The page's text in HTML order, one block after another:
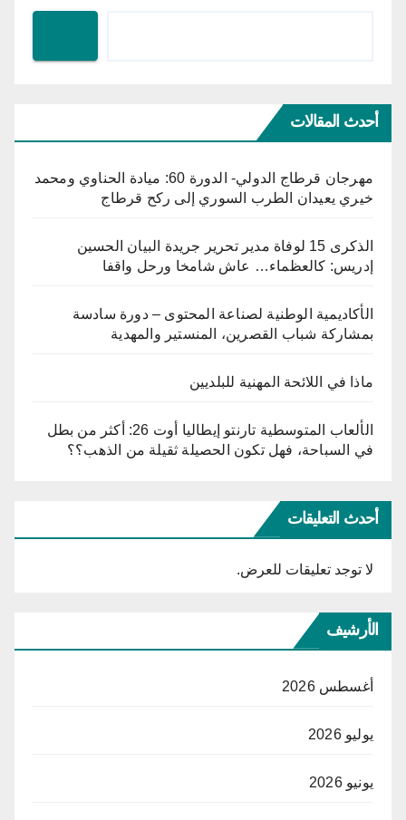
أحدث المقالات
مهرجان قرطاج الدولي- الدورة 60: ميادة الحناوي ومحمد
خيري يعيدان الطرب السوري إلى ركح قرطاج
الذكرى 15 لوفاة مدير تحرير جريدة البيان الحسين
إدريس: كالعظماء… عاش شامخا ورحل واقفا
الأكاديمية الوطنية لصناعة المحتوى – دورة سادسة
بمشاركة شباب القصرين، المنستير والمهدية
ماذا في اللائحة المهنية للبلديين
الألعاب المتوسطية تارنتو إيطاليا أوت 26: أكثر من بطل
في السباحة، فهل تكون الحصيلة ثقيلة من الذهب؟؟
أحدث التعليقات
لا توجد تعليقات للعرض.
الأرشيف
أغسطس 2026
يوليو 2026
يونيو 2026